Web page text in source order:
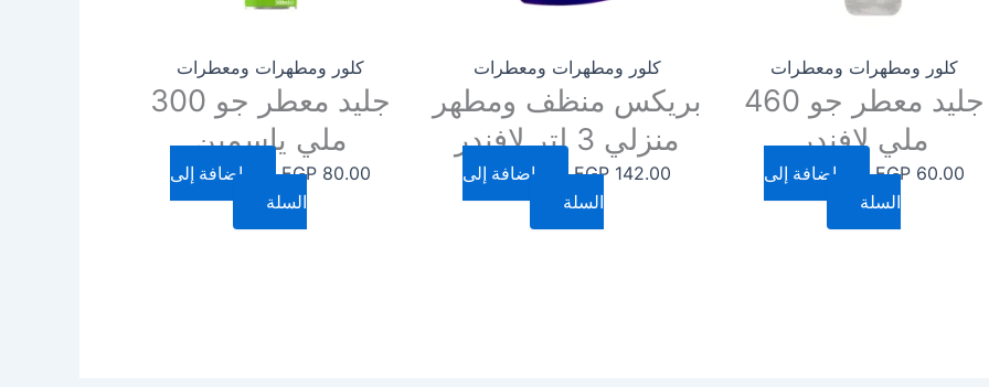
كلور ومطهرات ومعطرات
جليد معطر جو 460
ملي لافندر
EGP60.00
إضافة إلى
السلة
كلور ومطهرات ومعطرات
بريكس منظف ومطهر
منزلي 3 لتر لافندر
EGP 142.00
إضافة إلى
السلة
كلور ومطهرات ومعطرات
جليد معطر جو 300
ملي ياسمين
EGP80.00
إضافة إلى
السلة